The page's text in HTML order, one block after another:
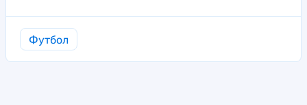
Футбол